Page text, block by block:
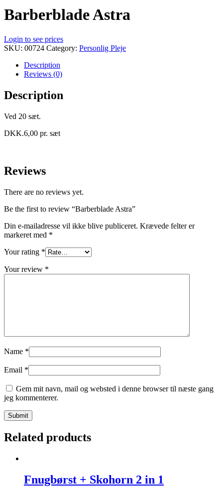
Barberblade Astra
Login to see prices
SKU: 00724 Category: Personlig Pleje
Description
Reviews (0)
Description
Ved 20 sæt.
DKK.6,00 pr. sæt
Reviews
There are no reviews yet.
Be the first to review “Barberblade Astra”
Din e-mailadresse vil ikke blive publiceret. Krævede felter er
markeret med *
Your rating *
Your review *
Name *
Email *
Gem mit navn, mail og websted i denne browser til næste gang
jeg kommenterer.
Related products
Fnugbørst + Skohorn 2 in 1